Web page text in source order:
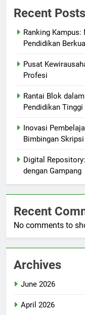
Recent Posts
Ranking
Pendidikan
Pusat
Profesi
Rantai Blok
Pendidikan Tinggi
Inovasi
Bimbingan Skripsi
Digital
dengan Gampang
Recent
No comments to
Archives
June 2026
April 2026